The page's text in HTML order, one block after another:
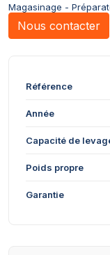
Magasinage -
Nous contacter
Référence
Année
Capacité de
Poids propre
Garantie